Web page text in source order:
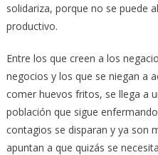
solidariza, porque no se puede
productivo.
Entre los que creen a los
negocios y los que se niegan a
comer huevos fritos, se llega a
población que sigue
contagios se disparan y ya son
apuntan a que quizás se